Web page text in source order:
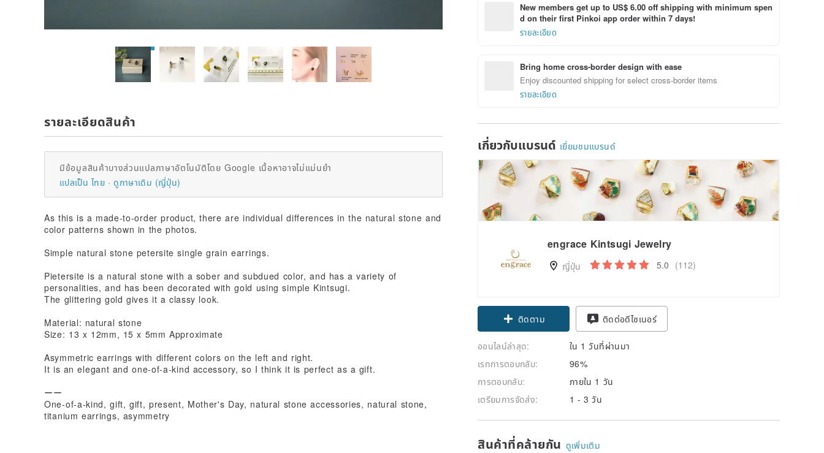
New members get up to US$ 6.00 off shipping with minimum spen
d on their first Pinkoi app order within 7 days!
รายละเอียด
Bring home cross-border design with ease
Enjoy discounted shipping for select cross-border items
รายละเอียด
เกี่ยวกับแบรนด์ เยี่ยมชมแบรนด์
engrace Kintsugi Jewelry
ญี่ปุ่น 5.0 (112)
ติดต่อดีไซเนอร์
ออนไลน์ล่าสุด:
ใน 1 วันที่ผ่านมา
เรทการตอบกลับ:
96%
การตอบกลับ:
ภายใน 1 วัน
เตรียมการจัดส่ง:
1 - 3 วัน
สินค้าที่คล้ายกัน ดูเพิ่มเติม
รายละเอียดสินค้า
มีข้อมูลสินค้าบางส่วนแปลภาษาอัตโนมัติโดย Google เนื้อหาอาจไม่แม่นยำ
แปลเป็น ไทย
ดูภาษาเดิม (ญี่ปุ่น)
As this is a made-to-order product, there are individual differences in the natural stone and
color patterns shown in the photos.
Simple natural stone petersite single grain earrings.
Pietersite is a natural stone with a sober and subdued color, and has a variety of
personalities, and has been decorated with gold using simple Kintsugi.
The glittering gold gives it a classy look.
Material: natural stone
Size: 13 x 12mm, 15 x 5mm Approximate
Asymmetric earrings with different colors on the left and right.
It is an elegant and one-of-a-kind accessory, so I think it is perfect as a gift.
ーー
One-of-a-kind, gift, gift, present, Mother's Day, natural stone accessories, natural stone,
titanium earrings, asymmetry